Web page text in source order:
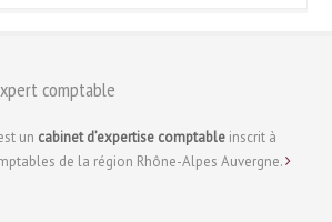
comptable
un cabinet d’expertise comptable inscrit à
de la région Rhône-Alpes Auvergne.